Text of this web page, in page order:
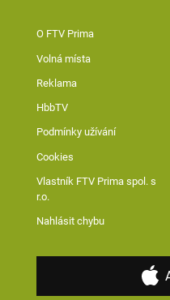
O FTV Prima
Volná místa
Reklama
HbbTV
Podmínky užívání
Cookies
Vlastník FTV Prima spol. s
r.o.
Nahlásit chybu